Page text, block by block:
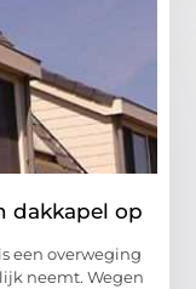
dakkapel op
een overweging
neemt. Wegen